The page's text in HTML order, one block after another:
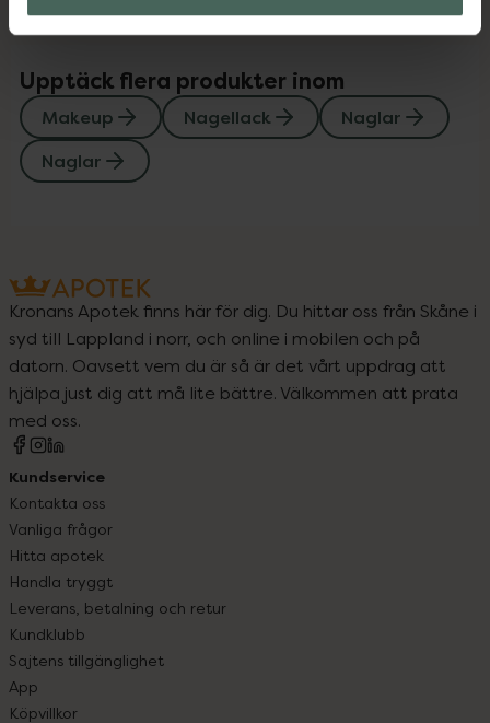
Upptäck flera produkter inom
Makeup Nagellack
Naglar
Naglar
Kronans Apotek finns här för dig. Du hittar oss från Skåne i
syd till Lappland i norr, och online i mobilen och på
datorn. Oavsett vem du är så är det vårt uppdrag att
hjälpa just dig att må lite bättre. Välkommen att prata
med oss.
Kundservice
Kontakta oss
Vanliga frågor
Hitta apotek
Handla tryggt
Leverans, betalning och retur
Kundklubb
Sajtens tillgänglighet
App
Köpvillkor